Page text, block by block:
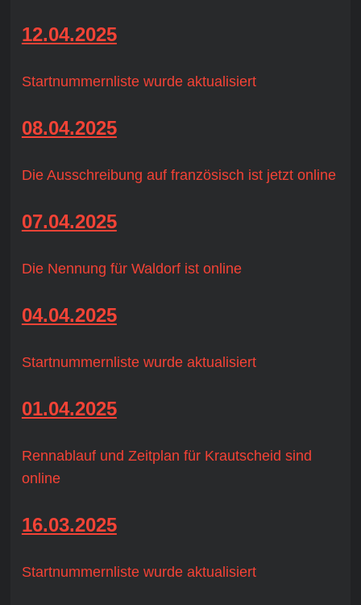
12.04.2025
Startnummernliste wurde aktualisiert
08.04.2025
Die Ausschreibung auf französisch ist jetzt online
07.04.2025
Die Nennung für Waldorf ist online
04.04.2025
Startnummernliste wurde aktualisiert
01.04.2025
Rennablauf und Zeitplan für Krautscheid sind
online
16.03.2025
Startnummernliste wurde aktualisiert